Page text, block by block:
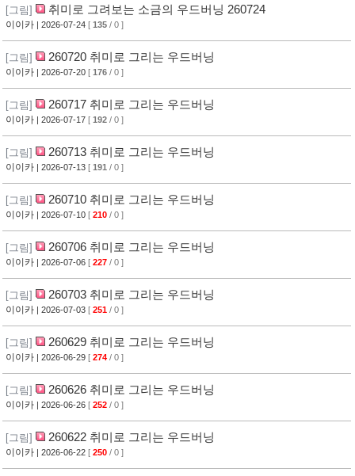
[그림] 취미로 그려보는 소금의 우드버닝 260724
이이카 | 2026-07-24 [ 135 / 0 ]
[그림] 260720 취미로 그리는 우드버닝
이이카 | 2026-07-20 [ 176 / 0 ]
[그림] 260717 취미로 그리는 우드버닝
이이카 | 2026-07-17 [ 192 / 0 ]
[그림] 260713 취미로 그리는 우드버닝
이이카 | 2026-07-13 [ 191 / 0 ]
[그림] 260710 취미로 그리는 우드버닝
이이카 | 2026-07-10 [ 210 / 0 ]
[그림] 260706 취미로 그리는 우드버닝
이이카 | 2026-07-06 [ 227 / 0 ]
[그림] 260703 취미로 그리는 우드버닝
이이카 | 2026-07-03 [ 251 / 0 ]
[그림] 260629 취미로 그리는 우드버닝
이이카 | 2026-06-29 [ 274 / 0 ]
[그림] 260626 취미로 그리는 우드버닝
이이카 | 2026-06-26 [ 252 / 0 ]
[그림] 260622 취미로 그리는 우드버닝
이이카 | 2026-06-22 [ 250 / 0 ]